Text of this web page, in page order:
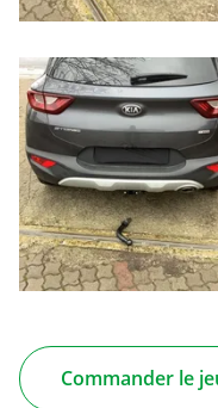
Commander le